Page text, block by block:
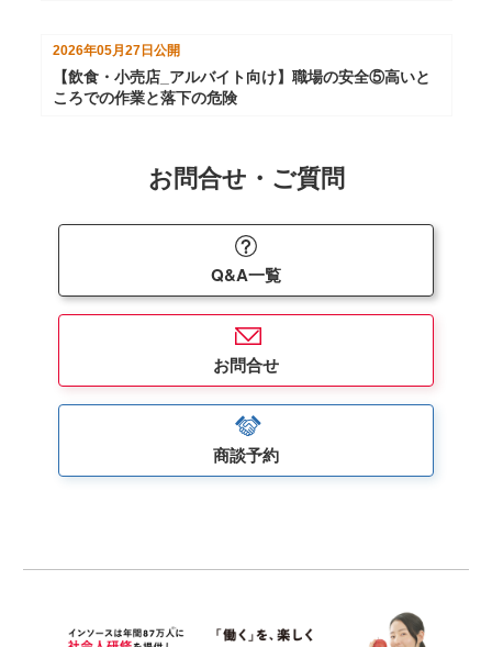
2026年05月27日 公開
【飲食・小売店_アルバイト向け】職場の安全⑤高いと
ころでの作業と落下の危険
お問合せ・ご質問
Q&A一覧
お問合せ
商談予約